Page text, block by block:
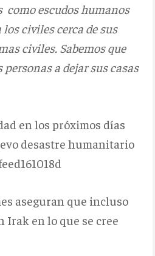
como escudos humanos
civiles cerca de sus
civiles. Sabemos que
personas a dejar sus casas
en los próximos días
desastre humanitario
aseguran que incluso
Irak en lo que se cree